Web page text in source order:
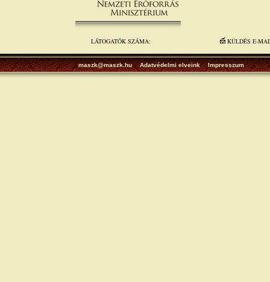
LÁTOGATÓK SZÁMA: KÜLDÉS E-
maszk@maszk.hu Adatvédelmi elveink Impresszum